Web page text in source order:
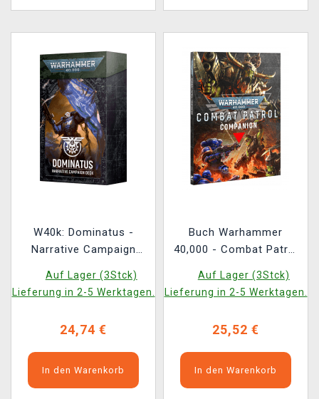
W40k: Dominatus -
Narrative Campaign
Auf Lager (3Stck)
Lieferung in 2-5 Werktagen.
24,74 €
In den Warenkorb
Buch Warhammer
40,000 - Combat Patrol
Auf Lager (3Stck)
Lieferung in 2-5 Werktagen.
25,52 €
In den Warenkorb